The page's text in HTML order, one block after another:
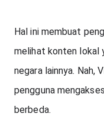
Hal ini membuat
melihat konten lokal
negara lainnya. Nah,
pengguna
berbeda.